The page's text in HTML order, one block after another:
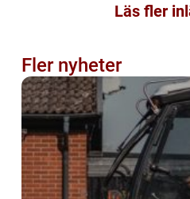
Läs fler
Fler nyheter